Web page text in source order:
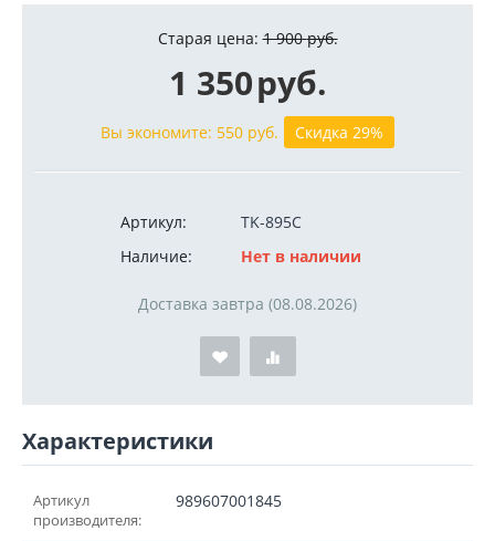
Старая цена: 1 900 руб.
1 350руб.
Вы экономите: 550 руб. Скидка 29%
Артикул:
TK-895C
Наличие:
Нет в наличии
Доставка завтра (08.08.2026)
Характеристики
Артикул
производителя:
989607001845